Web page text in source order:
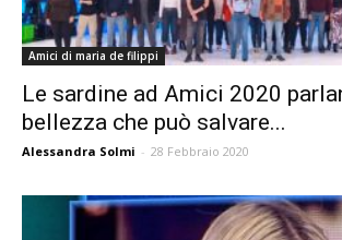
Amici di maria de filippi
Le sardine ad Amici 2020
bellezza che può salvare...
Alessandra Solmi - 28 Febbraio 2020